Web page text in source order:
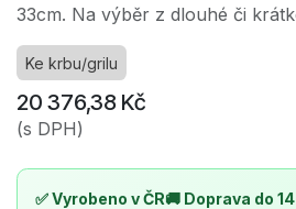
33cm. Na výběr z dlouhé či
Ke krbu/grilu
20 376,38 Kč
(s DPH)
✅ Vyrobeno v ČR🚚 Doprava do